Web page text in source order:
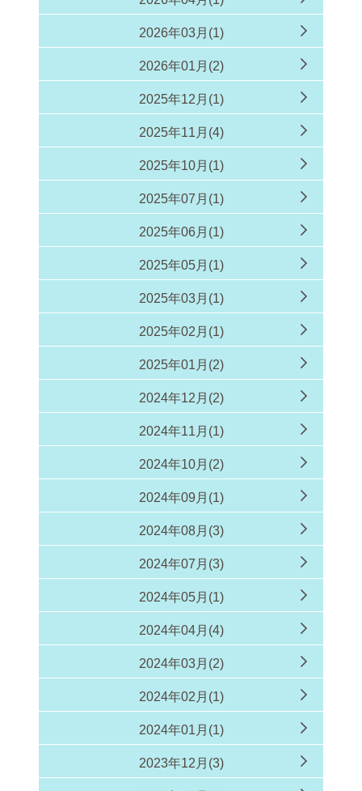
2026年03月(1)
2026年01月(2)
2025年12月(1)
2025年11月(4)
2025年10月(1)
2025年07月(1)
2025年06月(1)
2025年05月(1)
2025年03月(1)
2025年02月(1)
2025年01月(2)
2024年12月(2)
2024年11月(1)
2024年10月(2)
2024年09月(1)
2024年08月(3)
2024年07月(3)
2024年05月(1)
2024年04月(4)
2024年03月(2)
2024年02月(1)
2024年01月(1)
2023年12月(3)